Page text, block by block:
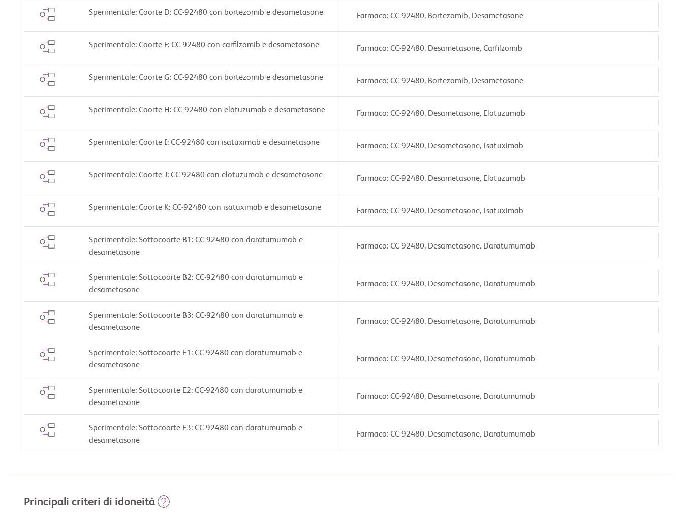
Sperimentale: Coorte D: CC-92480 con bortezomib e desametasone Farmaco: CC-92480, Bortezomib, Desametasone
Sperimentale: Coorte F: CC-92480 con carfilzomib e desametasone Farmaco: CC-92480, Desametasone, Carfilzomib
Sperimentale: Coorte G: CC-92480 con bortezomib e desametasone Farmaco: CC-92480, Bortezomib, Desametasone
Sperimentale: Coorte H: CC-92480 con elotuzumab e desametasone Farmaco: CC-92480, Desametasone, Elotuzumab
Sperimentale: Coorte I: CC-92480 con isatuximab e desametasone Farmaco: CC-92480, Desametasone, Isatuximab
Sperimentale: Coorte J: CC-92480 con elotuzumab e desametasone Farmaco: CC-92480, Desametasone, Elotuzumab
Sperimentale: Coorte K: CC-92480 con isatuximab e desametasone Farmaco: CC-92480, Desametasone, Isatuximab
Sperimentale: Sottocoorte B1: CC-92480 con daratumumab e
desametasone
Farmaco: CC-92480, Desametasone, Daratumumab
Sperimentale: Sottocoorte B2: CC-92480 con daratumumab e
desametasone
Farmaco: CC-92480, Desametasone, Daratumumab
Sperimentale: Sottocoorte B3: CC-92480 con daratumumab e
desametasone
Farmaco: CC-92480, Desametasone, Daratumumab
Sperimentale: Sottocoorte E1: CC-92480 con daratumumab e
desametasone
Farmaco: CC-92480, Desametasone, Daratumumab
Sperimentale: Sottocoorte E2: CC-92480 con daratumumab e
desametasone
Farmaco: CC-92480, Desametasone, Daratumumab
Sperimentale: Sottocoorte E3: CC-92480 con daratumumab e
desametasone
Farmaco: CC-92480, Desametasone, Daratumumab
Principali criteri di idoneità